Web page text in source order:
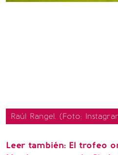
Raúl Rangel. (Foto:
Leer también: El trofeo